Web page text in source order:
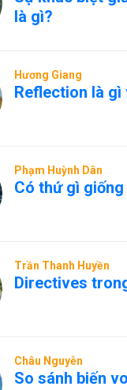
là gì?
Hương Giang
Reflection là
Phạm Huỳnh Dân
Có thứ gì
Trần Thanh Huyền
Directives
Châu Nguyễn
So sánh biến